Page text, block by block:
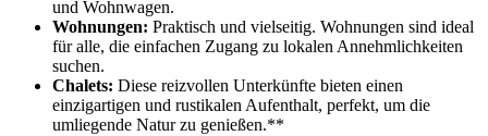
und Wohnwagen.
Wohnungen: Praktisch und vielseitig. Wohnungen sind ideal
für alle, die einfachen Zugang zu lokalen Annehmlichkeiten
suchen.
Chalets: Diese reizvollen Unterkünfte bieten einen
einzigartigen und rustikalen Aufenthalt, perfekt, um die
umliegende Natur zu genießen.**